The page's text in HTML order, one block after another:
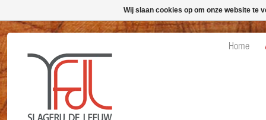
Home
Wij slaan cookies op om onze website te